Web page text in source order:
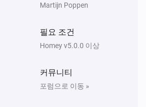
Martijn Poppen
필요 조건
Homey v5.0.0 이상
커뮤니티
포럼으로 이동 »